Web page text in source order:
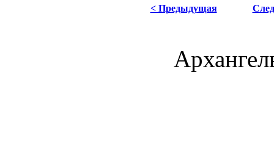
< Предыдущая